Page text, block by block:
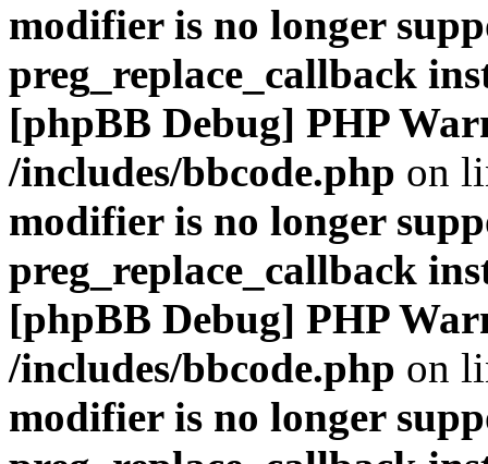
modifier is no longer
preg_replace_callback
[phpBB Debug] PHP
/includes/bbcode.php on
modifier is no longer
preg_replace_callback
[phpBB Debug] PHP
/includes/bbcode.php on
modifier is no longer